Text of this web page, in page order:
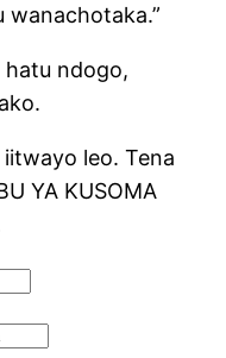
hatu ndogo,
leo. Tena
YA KUSOMA